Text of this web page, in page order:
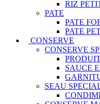
RIZ
PATE
PATE
PATE
CONSERVE
CONSERVE
SAUCE
SEAU